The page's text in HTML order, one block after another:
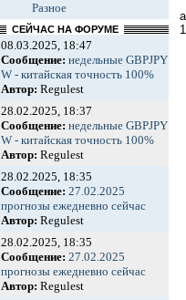
Разное
СЕЙЧАС НА ФОРУМЕ
08.03.2025, 18:47
Сообщение: недельные GBPJPY
W - китайская точность 100%
Автор: Regulest
28.02.2025, 18:37
Сообщение: недельные GBPJPY
W - китайская точность 100%
Автор: Regulest
28.02.2025, 18:35
Сообщение: 27.02.2025
прогнозы ежедневно сейчас
Автор: Regulest
28.02.2025, 18:35
Сообщение: 27.02.2025
прогнозы ежедневно сейчас
Автор: Regulest